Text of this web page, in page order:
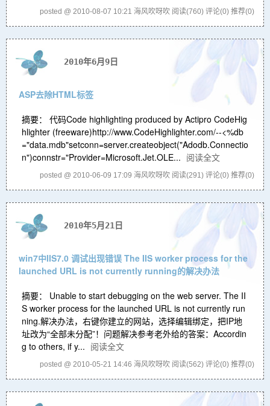
posted @ 2010-08-07 10:21 海风吹呀吹 阅读(760) 评论(0) 推荐(0)
2010年6月9日
ASP去除HTML标签
摘要： 代码Code highlighting produced by Actipro CodeHig
hlighter (freeware)http://www.CodeHighlighter.com/--<%db
="data.mdb"setconn=server.createobject("Adodb.Connectio
n")connstr="Provider=Microsoft.Jet.OLE... 阅读全文
posted @ 2010-06-09 17:09 海风吹呀吹 阅读(291) 评论(0) 推荐(0)
2010年5月21日
win7中IIS7.0 调试出现错误 The IIS worker process for the
launched URL is not currently running的解决办法
摘要： Unable to start debugging on the web server. The II
S worker process for the launched URL is not currently run
ning.解决办法，右键你建立的网站，选择编辑绑定，把IP地
址改为“全部未分配”！问题解决参考老外给的答案：Accordin
g to others, if y... 阅读全文
posted @ 2010-05-21 14:46 海风吹呀吹 阅读(562) 评论(0) 推荐(0)